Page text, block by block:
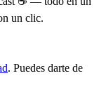
un clic.
. Puedes darte de